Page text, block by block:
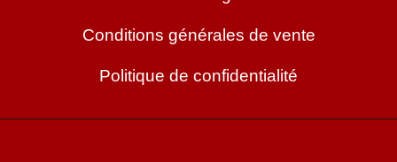
Conditions générales de vente
Politique de confidentialité